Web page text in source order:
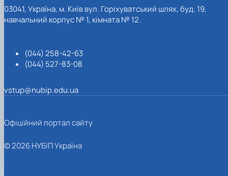
03041, Україна, м. Київ вул. Горіхуватський шлях, буд. 19,
навчальний корпус № 1, кімната № 12.
(044) 258-42-63
(044) 527-83-08
vstup@nubip.edu.ua
Офіційний портал сайту
© 2026 НУБІП Україна